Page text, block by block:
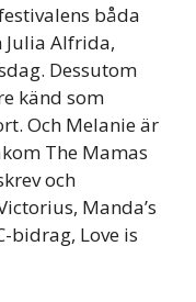
båda
Julia Alfrida,
Dessutom
känd som
Och Melanie är
The Mamas
och
Manda’s
bidrag, Love is